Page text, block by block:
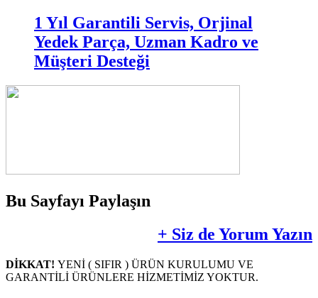
1 Yıl Garantili Servis, Orjinal
Yedek Parça, Uzman Kadro ve
Müşteri Desteği
Bu Sayfayı Paylaşın
+ Siz de Yorum Yazın
DİKKAT! YENİ ( SIFIR ) ÜRÜN KURULUMU VE
GARANTİLİ ÜRÜNLERE HİZMETİMİZ YOKTUR.